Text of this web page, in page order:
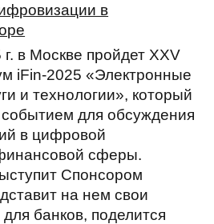
в
в Москве пройдет XXV
iFin-2025 «Электронные
и технологии», который
для обсуждения
в цифровой
сферы.
Спонсором
на нем свои
банков, поделится